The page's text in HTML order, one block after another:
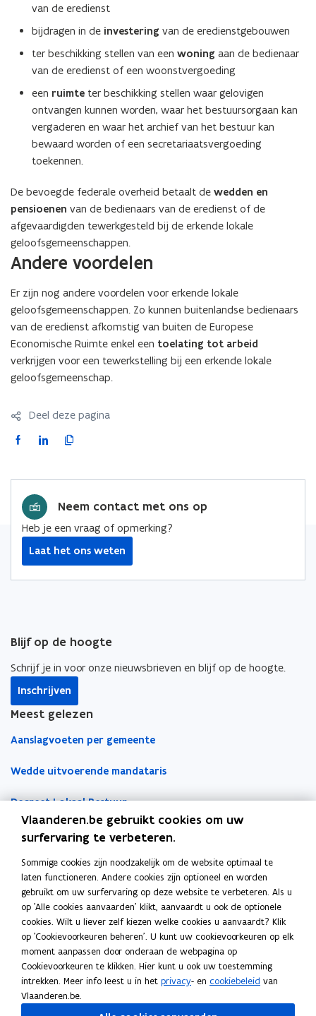
van de eredienst
bijdragen in de investering van de eredienstgebouwen
ter beschikking stellen van een woning aan de bedienaar
van de eredienst of een woonstvergoeding
een ruimte ter beschikking stellen waar gelovigen
ontvangen kunnen worden, waar het bestuursorgaan kan
vergaderen en waar het archief van het bestuur kan
bewaard worden of een secretariaatsvergoeding
toekennen.
De bevoegde federale overheid betaalt de wedden en
pensioenen van de bedienaars van de eredienst of de
afgevaardigden tewerkgesteld bij de erkende lokale
geloofsgemeenschappen.
Andere voordelen
Er zijn nog andere voordelen voor erkende lokale
geloofsgemeenschappen. Zo kunnen buitenlandse bedienaars
van de eredienst afkomstig van buiten de Europese
Economische Ruimte enkel een toelating tot arbeid
verkrijgen voor een tewerkstelling bij een erkende lokale
geloofsgemeenschap.
Deel deze pagina
F
t
n
i
u
v
L
e
d
i
n
t
n
n
i
u
v
s
t
e
r
K
e
e
r
l
a
r
k
l
m
o
Neem contact met ons op
Heb je een vraag of opmerking?
Laat het ons weten
Blijf op de hoogte
Schrijf je in voor onze nieuwsbrieven en blijf op de hoogte.
Inschrijven
Meest gelezen
Aanslagvoeten per gemeente
Wedde uitvoerende mandataris
Decreet Lokaal Bestuur
Boekhoudfiches
Werk voor je lokaal bestuur
Loket Lokale Besturen
Digitale transformatie
Gemeentehuis van de Toekomst
VLOCA: Vlaamse Open City Architectuur
Open Proces Huis
Vlaanderen.be gebruikt cookies om uw
surfervaring te verbeteren.
Sommige cookies zijn noodzakelijk om de website optimaal te
laten functioneren. Andere cookies zijn optioneel en worden
gebruikt om uw surfervaring op deze website te verbeteren. Als u
op 'Alle cookies aanvaarden' klikt, aanvaardt u ook de optionele
cookies. Wilt u liever zelf kiezen welke cookies u aanvaardt? Klik
op 'Cookievoorkeuren beheren'. U kunt uw cookievoorkeuren op elk
moment aanpassen door onderaan de webpagina op
Cookievoorkeuren te klikken. Hier kunt u ook uw toestemming
intrekken. Meer info leest u in het privacy- en cookiebeleid van
Vlaanderen.be.